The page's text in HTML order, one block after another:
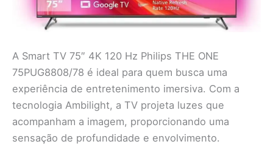
A Smart TV 75″ 4K 120 Hz Philips THE ONE
75PUG8808/78 é ideal para quem busca uma
experiência de entretenimento imersiva. Com a
tecnologia Ambilight, a TV projeta luzes que
acompanham a imagem, proporcionando uma
sensação de profundidade e envolvimento.